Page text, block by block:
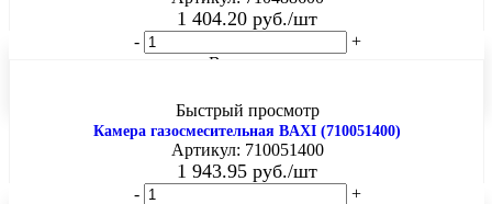
1 404.20 руб./шт
-
+
В корзину
Быстрый просмотр
Камера газосмесительная BAXI (710051400)
Артикул: 710051400
1 943.95 руб./шт
-
+